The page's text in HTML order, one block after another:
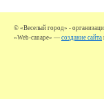
© «Веселый город» -
«Web-canape» — создание сайта